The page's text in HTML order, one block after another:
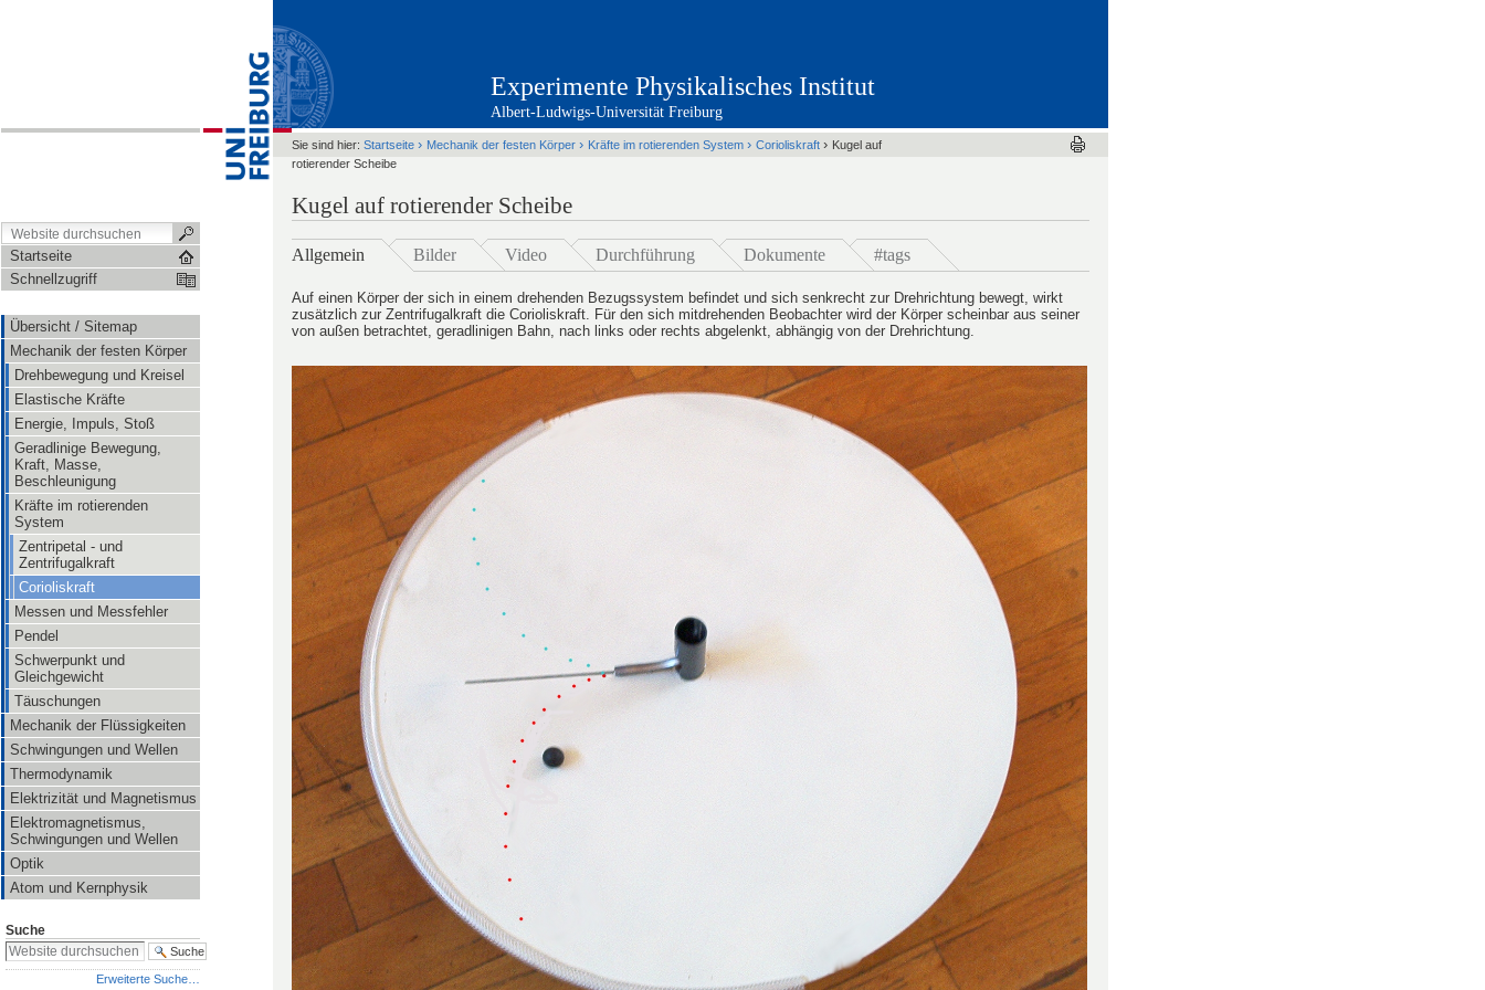
Startseite
Schnellzugriff
Übersicht / Sitemap
Mechanik der festen Körper
Drehbewegung und Kreisel
Elastische Kräfte
Energie, Impuls, Stoß
Geradlinige Bewegung,
Kraft, Masse,
Beschleunigung
Kräfte im rotierenden
System
Zentripetal - und
Zentrifugalkraft
Corioliskraft
Messen und Messfehler
Pendel
Schwerpunkt und
Gleichgewicht
Täuschungen
Mechanik der Flüssigkeiten
Schwingungen und Wellen
Thermodynamik
Elektrizität und Magnetismus
Elektromagnetismus,
Schwingungen und Wellen
Optik
Atom und Kernphysik
Suche
Erweiterte Suche…
Übersicht / Sitemap
Mechanik der festen Körper
Mechanik der Flüssigkeiten
Schwingungen und Wellen
Optik
Experimente Physikalisches Institut
Albert-Ludwigs-Universität Freiburg
Sie sind hier: Startseite › Mechanik der festen Körper › Kräfte im rotierenden System › Corioliskraft › Kugel auf
rotierender Scheibe
Kugel auf rotierender Scheibe
Allgemein Bilder Video Durchführung Dokumente #tags
Auf einen Körper der sich in einem drehenden Bezugssystem befindet und sich senkrecht zur Drehrichtung bewegt, wirkt
zusätzlich zur Zentrifugalkraft die Corioliskraft. Für den sich mitdrehenden Beobachter wird der Körper scheinbar aus seiner
von außen betrachtet, geradlinigen Bahn, nach links oder rechts abgelenkt, abhängig von der Drehrichtung.